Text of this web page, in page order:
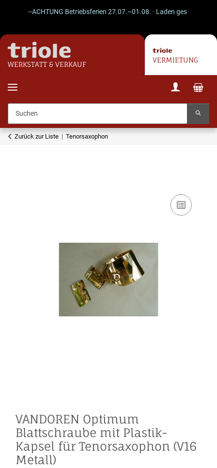
--ACHTUNG Betriebsferien 27.07.–01.08. · Laden geschlossen ·
WERKSTATT & VERKAUF
VERMIETUNG
Zurück zur Liste Tenorsaxophon
VANDOREN Optimum
Blattschraube mit Plastik-
Kapsel für Tenorsaxophon (V16
Metall)